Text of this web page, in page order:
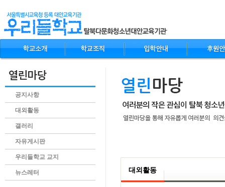
공지사항
대외활동
갤러리
자유게시판
우리들학교 교지
뉴스레터 대외활동